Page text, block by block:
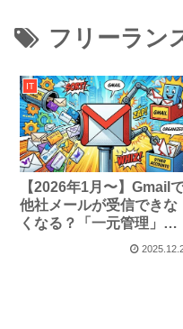
フリーラン
IT
【2026年1月〜】Gmail
他社メールが受信できな
くなる？「一元管理」を
続けるための完全移行ガ